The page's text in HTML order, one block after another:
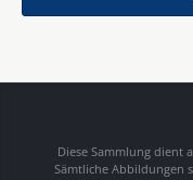
Diese Sammlung dient
Sämtliche Abbildungen